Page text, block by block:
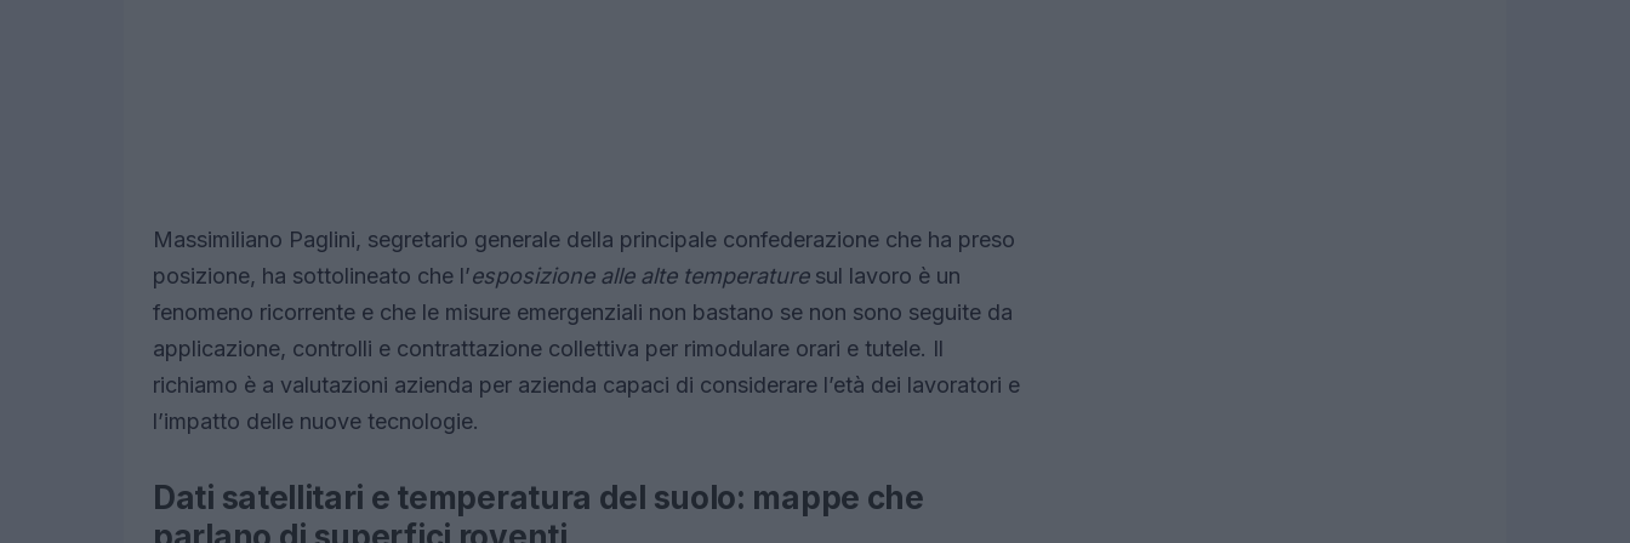
Massimiliano Paglini, segretario generale della principale confederazione che ha preso
posizione, ha sottolineato che l’esposizione alle alte temperaturesul lavoro è un
fenomeno ricorrente e che le misure emergenziali non bastano se non sono seguite da
applicazione, controlli e contrattazione collettiva per rimodulare orari e tutele. Il
richiamo è a valutazioni azienda per azienda capaci di considerare l’età dei lavoratori e
l’impatto delle nuove tecnologie.
Dati satellitari e temperatura del suolo: mappe che